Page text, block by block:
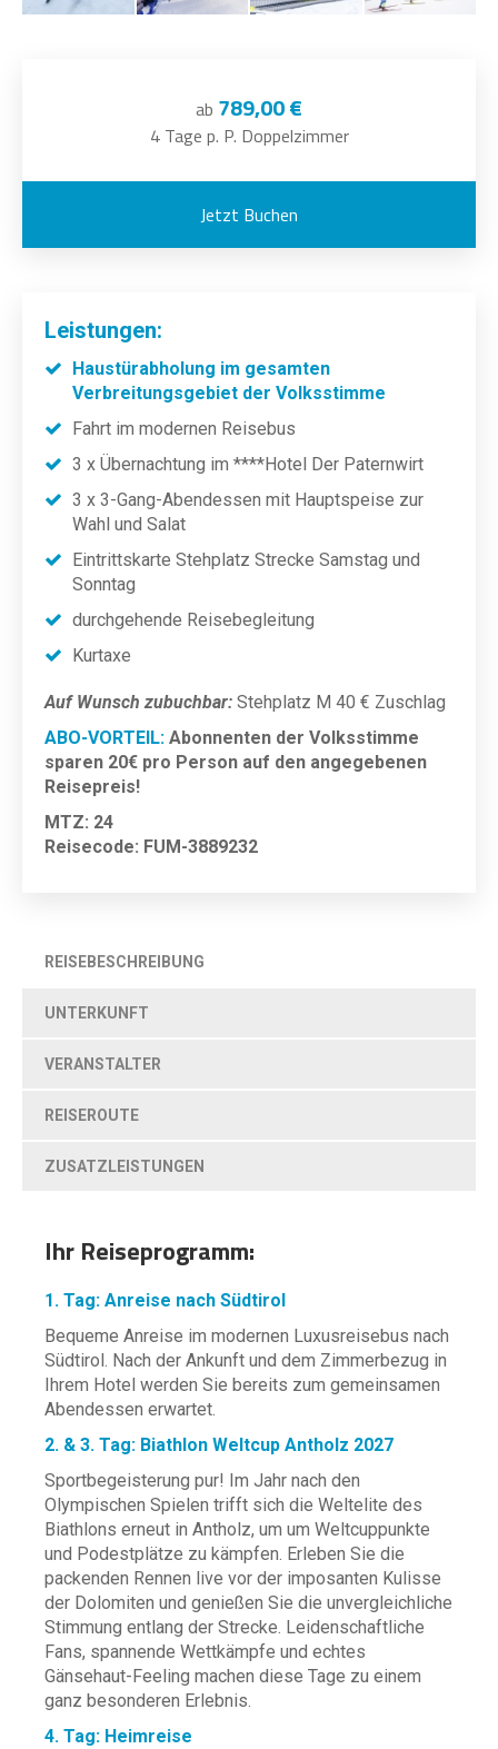
ab 789,00 €
4 Tage p. P. Doppelzimmer
Jetzt Buchen
Leistungen:
Haustürabholung im gesamten
Verbreitungsgebiet der Volksstimme
Fahrt im modernen Reisebus
3 x Übernachtung im ****Hotel Der Paternwirt
3 x 3-Gang-Abendessen mit Hauptspeise zur
Wahl und Salat
Eintrittskarte Stehplatz Strecke Samstag und
Sonntag
durchgehende Reisebegleitung
Kurtaxe
Auf Wunsch zubuchbar: Stehplatz M 40 € Zuschlag
ABO-VORTEIL: Abonnenten der Volksstimme
sparen 20€ pro Person auf den angegebenen
Reisepreis!
MTZ: 24
Reisecode: FUM-3889232
REISEBESCHREIBUNG
UNTERKUNFT
VERANSTALTER
REISEROUTE
ZUSATZLEISTUNGEN
Ihr Reiseprogramm:
1. Tag: Anreise nach Südtirol
Bequeme Anreise im modernen Luxusreisebus nach
Südtirol. Nach der Ankunft und dem Zimmerbezug in
Ihrem Hotel werden Sie bereits zum gemeinsamen
Abendessen erwartet.
2. & 3. Tag: Biathlon Weltcup Antholz 2027
Sportbegeisterung pur! Im Jahr nach den
Olympischen Spielen trifft sich die Weltelite des
Biathlons erneut in Antholz, um um Weltcuppunkte
und Podestplätze zu kämpfen. Erleben Sie die
packenden Rennen live vor der imposanten Kulisse
der Dolomiten und genießen Sie die unvergleichliche
Stimmung entlang der Strecke. Leidenschaftliche
Fans, spannende Wettkämpfe und echtes
Gänsehaut-Feeling machen diese Tage zu einem
ganz besonderen Erlebnis.
4. Tag: Heimreise